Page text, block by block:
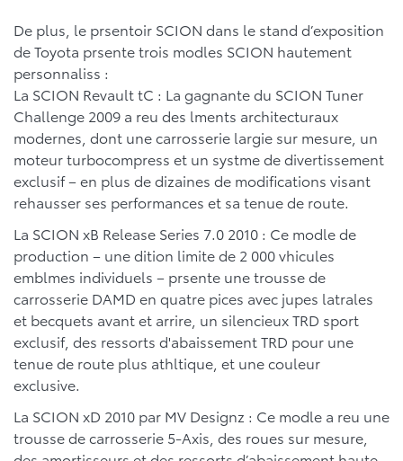
De plus, le prsentoir SCION dans le stand d’exposition
de Toyota prsente trois modles SCION hautement
personnaliss :
La SCION Revault tC : La gagnante du SCION Tuner
Challenge 2009 a reu des lments architecturaux
modernes, dont une carrosserie largie sur mesure, un
moteur turbocompress et un systme de divertissement
exclusif – en plus de dizaines de modifications visant
rehausser ses performances et sa tenue de route.
La SCION xB Release Series 7.0 2010 : Ce modle de
production – une dition limite de 2 000 vhicules
emblmes individuels – prsente une trousse de
carrosserie DAMD en quatre pices avec jupes latrales
et becquets avant et arrire, un silencieux TRD sport
exclusif, des ressorts d'abaissement TRD pour une
tenue de route plus athltique, et une couleur
exclusive.
La SCION xD 2010 par MV Designz : Ce modle a reu une
trousse de carrosserie 5-Axis, des roues sur mesure,